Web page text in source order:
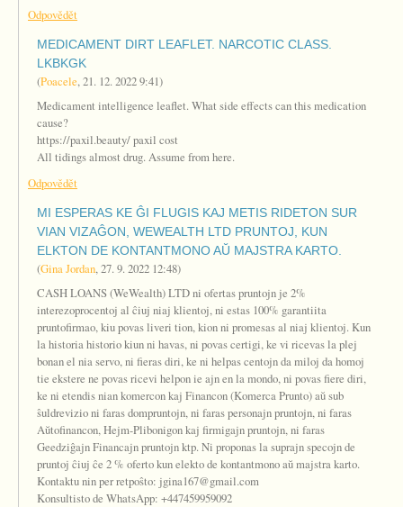
Odpovědět
MEDICAMENT DIRT LEAFLET. NARCOTIC CLASS.
LKBKGK
(Poacele,21. 12. 20229:41)
Medicament intelligence leaflet. What side effects can this medication
cause?
https://paxil.beauty/ paxil cost
All tidings almost drug. Assume from here.
Odpovědět
MI ESPERAS KE ĜI FLUGIS KAJ METIS RIDETON SUR
VIAN VIZAĜON, WEWEALTH LTD PRUNTOJ, KUN
ELKTON DE KONTANTMONO AŬ MAJSTRA KARTO.
(Gina Jordan,27. 9. 2022 12:48)
CASH LOANS (WeWealth) LTD ni ofertas pruntojn je 2%
interezoprocentoj al ĉiuj niaj klientoj, ni estas 100% garantiita
pruntofirmao, kiu povas liveri tion, kion ni promesas al niaj klientoj. Kun
la historia historio kiun ni havas, ni povas certigi, ke vi ricevas la plej
bonan el nia servo, ni fieras diri, ke ni helpas centojn da miloj da homoj
tie ekstere ne povas ricevi helpon ie ajn en la mondo, ni povas fiere diri,
ke ni etendis nian komercon kaj Financon (Komerca Prunto) aŭ sub
ŝuldrevizio ni faras dompruntojn, ni faras personajn pruntojn, ni faras
Aŭtofinancon, Hejm-Plibonigon kaj firmigajn pruntojn, ni faras
Geedziĝajn Financajn pruntojn ktp. Ni proponas la suprajn specojn de
pruntoj ĉiuj ĉe 2 % oferto kun elekto de kontantmono aŭ majstra karto.
Kontaktu nin per retpoŝto: jgina167@gmail.com
Konsultisto de WhatsApp: +447459959092